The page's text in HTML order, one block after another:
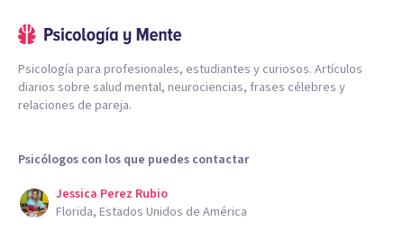
Psicología para profesionales, estudiantes y curiosos. Artículos
diarios sobre salud mental, neurociencias, frases célebres y
relaciones de pareja.
Psicólogos con los que puedes contactar
Jessica Perez Rubio
Florida, Estados Unidos de América